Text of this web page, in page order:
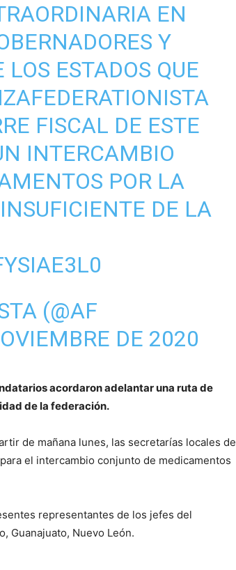
EN
Y
ESTADOS QUE
FISCAL DE ESTE
INTERCAMBIO
POR LA
DE LA
(@AF
DE 2020
acordaron adelantar una ruta de
de la federación.
de mañana lunes, las secretarías locales de
el intercambio conjunto de medicamentos
representantes de los jefes del
Guanajuato, Nuevo León.